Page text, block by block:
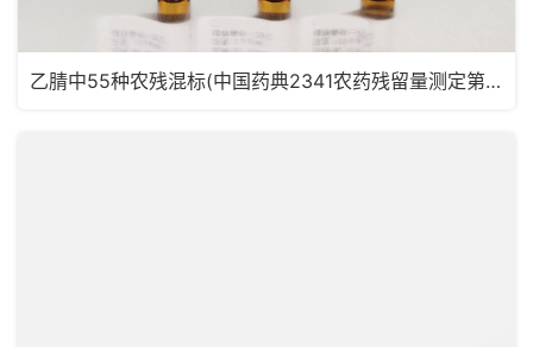
乙腈中55种农残混标(中国药典2341农药残留量测定第五法，药典定量限浓度)